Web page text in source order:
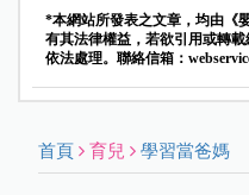
*本網站所發表之文章，均由《
有其法律權益，若欲引用或轉
依法處理。聯絡信箱：
首頁 育兒 學習當爸媽